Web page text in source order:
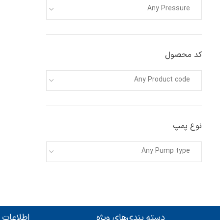
Any Pressure
کد محصول
Any Product code
نوع پمپ
Any Pump type